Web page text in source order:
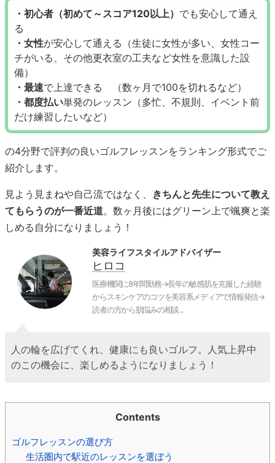
・初心者（初めて～スコア120以上） でも安心して通え
る
・女性が安心して通える（生徒に女性が多い、女性コー
チがいる、その他更衣室の工夫など女性を意識した設
備）
・最速で上達できる （数ヶ月で100を切れるなど）
・都度払い単発のレッスン（多忙、不規則、イベント前
だけ練習したいなど）
の4分野で評判の良いゴルフレッスンをランキング形式でご
紹介します。
見よう見まねや自己流ではなく、 きちんと先生について教え
てもらうのが一番近道。数ヶ月後にはグリーン上で颯爽と楽
しめる自分になりましょう！
美容ライフスタイルアドバイザー
ヒロコ
医療機関に8年間勤務→長年の敏感肌を克服した経験
からスキンケアのコツを美容系メディアで情報発信→
読者の方から肌悩みの相談...
人の輪を広げてくれ、健康にも良いゴルフ。人気上昇中
のこの機会に、楽しめるようになりましょう！
Contents
ゴルフレッスンの選び方
生活圏内で駅近のレッスンを選ぼう